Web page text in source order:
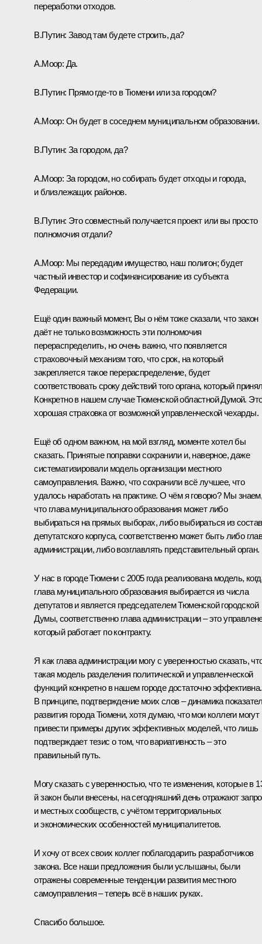
переработки отходов.
В.Путин: Завод там будете строить, да?
А.Моор: Да.
В.Путин: Прямо где‑то в Тюмени или за городом?
А.Моор: Он будет в соседнем муниципальном образовании.
В.Путин: За городом, да?
А.Моор: За городом, но собирать будет отходы и города,
и близлежащих районов.
В.Путин: Это совместный получается проект или вы просто
полномочия отдали?
А.Моор: Мы передадим имущество, наш полигон; будет
частный инвестор и софинансирование из субъекта
Федерации.
Ещё один важный момент, Вы о нём тоже сказали, что закон
даёт не только возможность эти полномочия
перераспределить, но очень важно, что появляется
страховочный механизм того, что срок, на который
закрепляется такое перераспределение, будет
соответствовать сроку действий того органа, который
Конкретно в нашем случае Тюменской областной Думой.
хорошая страховка от возможной управленческой чехарды.
Ещё об одном важном, на мой взгляд, моменте хотел бы
сказать. Принятые поправки сохранили и, наверное, даже
систематизировали модель организации местного
самоуправления. Важно, что сохранили всё лучшее, что
удалось наработать на практике. О чём я говорю? Мы
что глава муниципального образования может либо
выбираться на прямых выборах, либо выбираться из
депутатского корпуса, соответственно может быть либо
администрации, либо возглавлять представительный орган.
У нас в городе Тюмени с 2005 года реализована модель,
глава муниципального образования выбирается из числа
депутатов и является председателем Тюменской городской
Думы, соответственно глава администрации – это
который работает по контракту.
Я как глава администрации могу с уверенностью сказать,
такая модель разделения политической и управленческой
функций конкретно в нашем городе достаточно эффективна.
В принципе, подтверждение моих слов – динамика
развития города Тюмени, хотя думаю, что мои коллеги могут
привести примеры других эффективных моделей, что лишь
подтверждает тезис о том, что вариативность – это
правильный путь.
Могу сказать с уверенностью, что те изменения, которые в
й закон были внесены, на сегодняшний день отражают
и местных сообществ, с учётом территориальных
и экономических особенностей муниципалитетов.
И хочу от всех своих коллег поблагодарить разработчиков
закона. Все наши предложения были услышаны, были
отражены современные тенденции развития местного
самоуправления – теперь всё в наших руках.
Спасибо большое.